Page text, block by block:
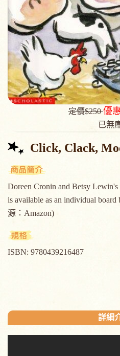
定價$250優
已無
Click, Clack,
Doreen Cronin and Betsy
is available as an individual
源：Amazon)
ISBN: 9780439216487
詳細